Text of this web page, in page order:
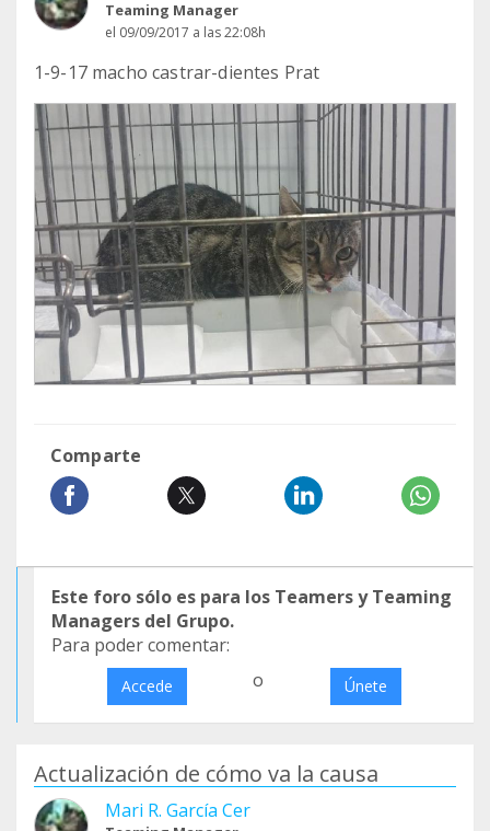
Teaming Manager
el 09/09/2017 a las 22:08h
1-9-17 macho castrar-dientes Prat
Comparte
Este foro sólo es para los Teamers y Teaming
Managers del Grupo.
Para poder comentar:
Accede o Únete
Actualización de cómo va la causa
Mari R. García Cer